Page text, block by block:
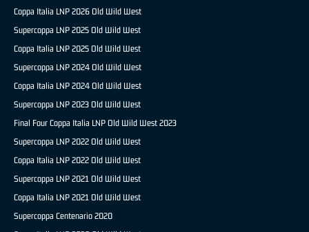
Coppa Italia LNP 2026 Old Wild West
Supercoppa LNP 2025 Old Wild West
Coppa Italia LNP 2025 Old Wild West
Supercoppa LNP 2024 Old Wild West
Coppa Italia LNP 2024 Old Wild West
Supercoppa LNP 2023 Old Wild West
Final Four Coppa Italia LNP Old Wild West 2023
Supercoppa LNP 2022 Old Wild West
Coppa Italia LNP 2022 Old Wild West
Supercoppa LNP 2021 Old Wild West
Coppa Italia LNP 2021 Old Wild West
Supercoppa Centenario 2020